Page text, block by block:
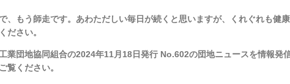
、もう師走です。あわただしい毎日が続くと思いますが、くれぐれも健
ださい。
業団地協同組合の2024年11月18日発行 No.602の団地ニュースを情報発
覧ください。